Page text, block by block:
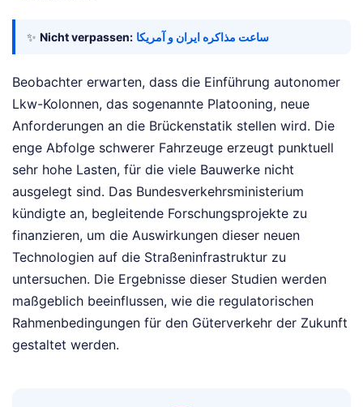
✨ Nicht verpassen: ساعت مذاکره ایران و آمریکا
Beobachter erwarten, dass die Einführung autonomer
Lkw-Kolonnen, das sogenannte Platooning, neue
Anforderungen an die Brückenstatik stellen wird. Die
enge Abfolge schwerer Fahrzeuge erzeugt punktuell
sehr hohe Lasten, für die viele Bauwerke nicht
ausgelegt sind. Das Bundesverkehrsministerium
kündigte an, begleitende Forschungsprojekte zu
finanzieren, um die Auswirkungen dieser neuen
Technologien auf die Straßeninfrastruktur zu
untersuchen. Die Ergebnisse dieser Studien werden
maßgeblich beeinflussen, wie die regulatorischen
Rahmenbedingungen für den Güterverkehr der Zukunft
gestaltet werden.